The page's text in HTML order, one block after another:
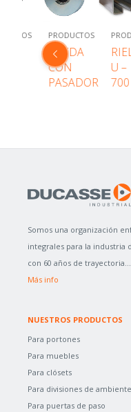
PRODUCTOS
RUEDA
CON
PASADOR
U –
700
Somos una organización
integrales para la industria
con 60 años de trayectoria...
Más info
NUESTROS PRODUCTOS
Para portones
Para muebles
Para clósets
Para divisiones de
Para puertas de paso